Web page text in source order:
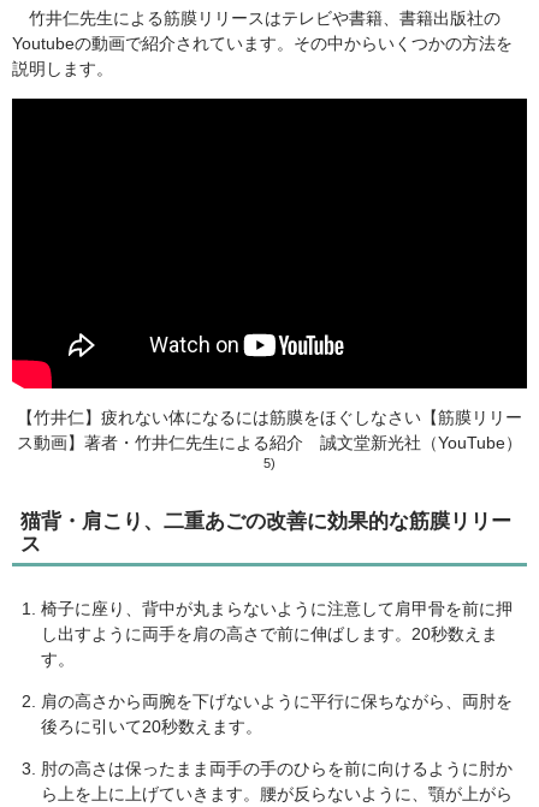
竹井仁先生による筋膜リリースはテレビや書籍、書籍出版社の
Youtubeの動画で紹介されています。その中からいくつかの方法を
説明します。
【竹井仁】疲れない体になるには筋膜をほぐしなさい【筋膜リリー
ス動画】著者・竹井仁先生による紹介 誠文堂新光社（YouTube）
5)
猫背・肩こり、二重あごの改善に効果的な筋膜リリー
ス
椅子に座り、背中が丸まらないように注意して肩甲骨を前に押
し出すように両手を肩の高さで前に伸ばします。20秒数えま
す。
肩の高さから両腕を下げないように平行に保ちながら、両肘を
後ろに引いて20秒数えます。
肘の高さは保ったまま両手の手のひらを前に向けるように肘か
ら上を上に上げていきます。腰が反らないように、顎が上がら